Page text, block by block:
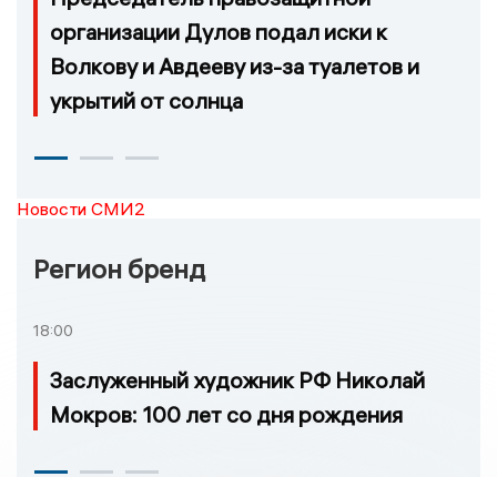
организации Дулов подал иски к
Волкову и Авдееву из-за туалетов и
укрытий от солнца
Новости СМИ2
Регион бренд
18:00
Заслуженный художник РФ Николай
Мокров: 100 лет со дня рождения